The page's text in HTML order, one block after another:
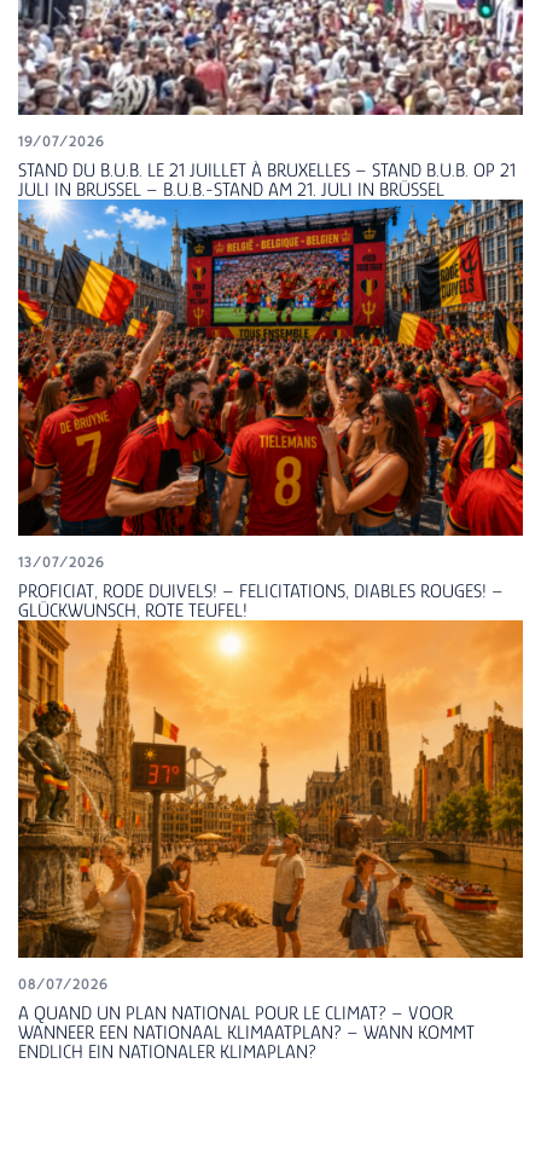
19/07/2026
STAND DU B.U.B. LE 21 JUILLET À BRUXELLES – STAND B.U.B. OP 21
JULI IN BRUSSEL – B.U.B.-STAND AM 21. JULI IN BRÜSSEL
13/07/2026
PROFICIAT, RODE DUIVELS! – FELICITATIONS, DIABLES ROUGES! –
GLÜCKWUNSCH, ROTE TEUFEL!
08/07/2026
A QUAND UN PLAN NATIONAL POUR LE CLIMAT? – VOOR
WANNEER EEN NATIONAAL KLIMAATPLAN? – WANN KOMMT
ENDLICH EIN NATIONALER KLIMAPLAN?